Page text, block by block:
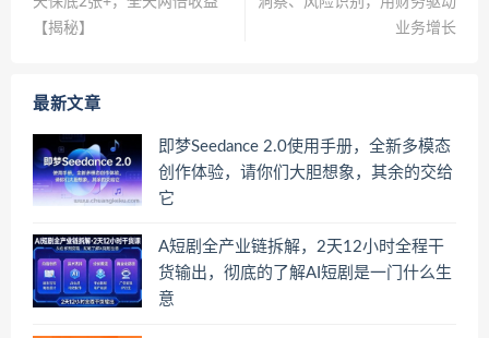
【揭秘】
业务增长
最新文章
即梦Seedance 2.0使用手册，全新多模态
创作体验，请你们大胆想象，其余的交给
它
A短剧全产业链拆解，2天12小时全程干
货输出，彻底的了解AI短剧是一门什么生
意